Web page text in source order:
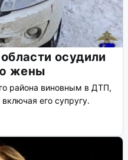
осудили
жены
района виновным в ДТП,
его супругу.